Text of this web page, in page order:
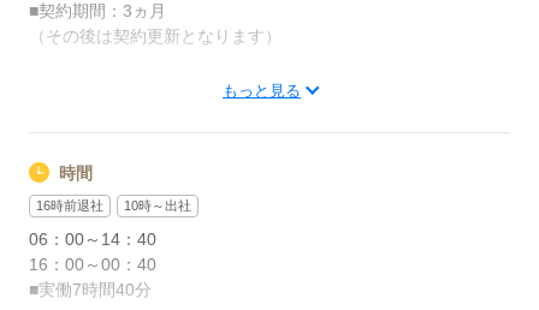
・入社日～1ヵ月目：50,000円支給
・2ヵ月目～3ヵ月目：350,000円支給
■契約期間：3ヵ月
（その後は契約更新となります）
※契約更新する場合：最長2年11ヵ月
もっと見る
時間
16時前退社 10時～出社
06：00～14：40
16：00～00：40
■実働7時間40分